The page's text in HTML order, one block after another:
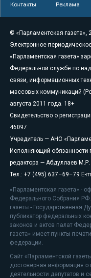
Контакты Реклама
© «Парламентская газета»,
Электронное
«Парламентская газета»
Федеральной службе по
связи, информационных
массовых коммуникаций
августа 2011 года. 18+
Свидетельство о
46097
Учредитель — АНО
Исполняющий обязанности
редактора — Абдуллаев М.Р.
Тел.: +7 (495) 637–69–79 E-
«Парламентская газета» -
Федерального Собрания
газеты - Государственная
публикатор федеральных
законов и актов палат
газета» имеет пункты
федерации.
Сайт «Парламентской
достоверная информация о
деятельности депутатов и